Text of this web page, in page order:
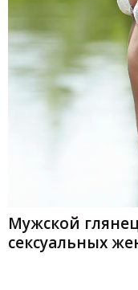
Мужской
сексуальных